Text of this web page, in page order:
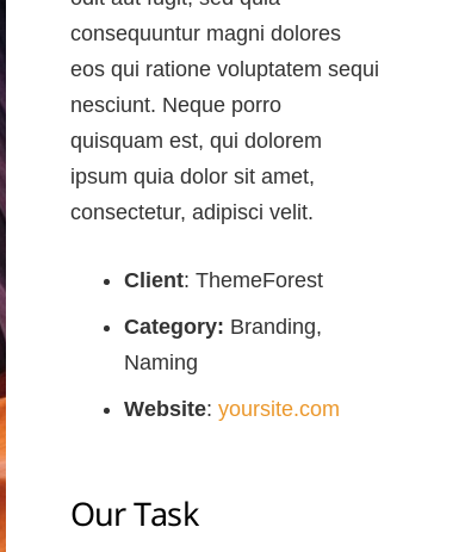
consequuntur magni dolores
eos qui ratione voluptatem sequi
nesciunt. Neque porro
quisquam est, qui dolorem
ipsum quia dolor sit amet,
consectetur, adipisci velit.
Client: ThemeForest
Category: Branding,
Naming
Website: yoursite.com
Our Task